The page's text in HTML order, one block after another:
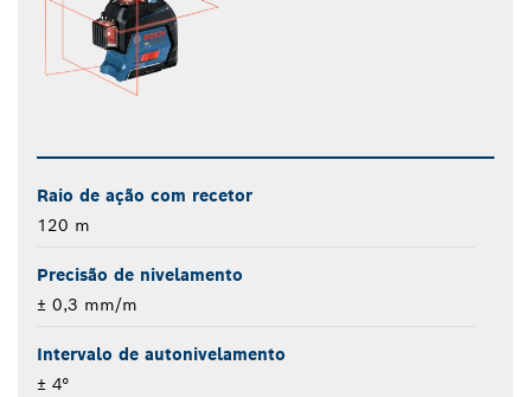
Raio de ação com recetor
120 m
Precisão de nivelamento
± 0,3 mm/m
Intervalo de autonivelamento
± 4°